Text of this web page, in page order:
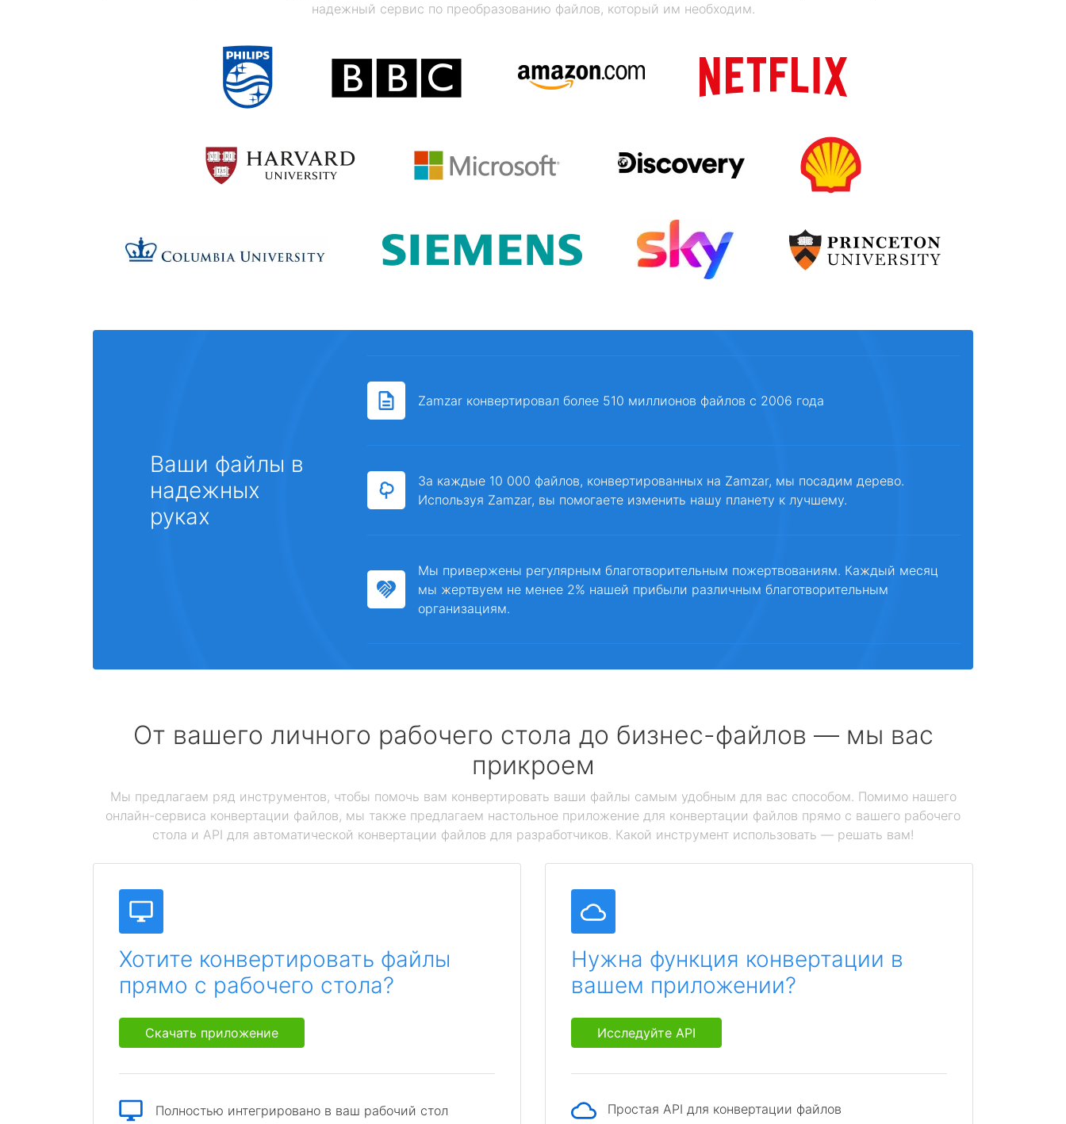
надежный сервис по преобразованию файлов, который им необходим.
Ваши файлы в
надежных
руках
Zamzar конвертировал более 510 миллионов файлов с 2006 года
За каждые 10 000 файлов, конвертированных на Zamzar, мы посадим дерево.
Используя Zamzar, вы помогаете изменить нашу планету к лучшему.
Мы привержены регулярным благотворительным пожертвованиям. Каждый месяц
мы жертвуем не менее 2% нашей прибыли различным благотворительным
организациям.
От вашего личного рабочего стола до бизнес-файлов — мы вас
прикроем
Мы предлагаем ряд инструментов, чтобы помочь вам конвертировать ваши файлы самым удобным для вас способом. Помимо нашего
онлайн-сервиса конвертации файлов, мы также предлагаем настольное приложение для конвертации файлов прямо с вашего рабочего
стола и API для автоматической конвертации файлов для разработчиков. Какой инструмент использовать — решать вам!
Хотите конвертировать файлы
прямо с рабочего стола?
Скачать приложение
Полностью интегрировано в ваш рабочий стол
Нужна функция конвертации в
вашем приложении?
Исследуйте API
Простая API для конвертации файлов